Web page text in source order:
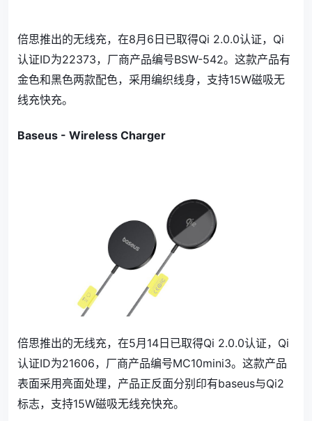
倍思推出的无线充，在8月6日已取得Qi 2.0.0认证，Qi
认证ID为22373，厂商产品编号BSW-542。这款产品有
金色和黑色两款配色，采用编织线身，支持15W磁吸无
线充快充。
Baseus - Wireless Charger
倍思推出的无线充，在5月14日已取得Qi 2.0.0认证，Qi
认证ID为21606，厂商产品编号MC10mini3。这款产品
表面采用亮面处理，产品正反面分别印有baseus与Qi2
标志，支持15W磁吸无线充快充。